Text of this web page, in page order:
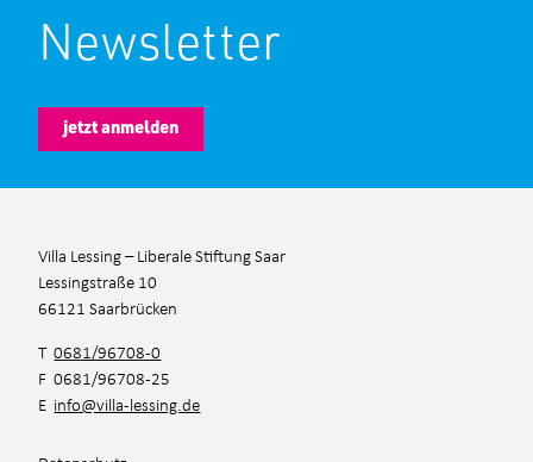
Newsletter
jetzt anmelden
Villa Lessing – Liberale Stiftung Saar
Lessingstraße 10
66121 Saarbrücken
T0681/96708-0
F 0681/96708-25
E info@villa-lessing.de